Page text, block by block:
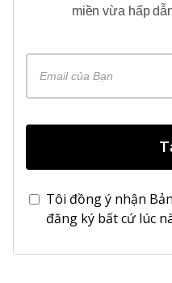
miền vừa hấp
Tôi đồng ý nhận
đăng ký bất cứ lúc